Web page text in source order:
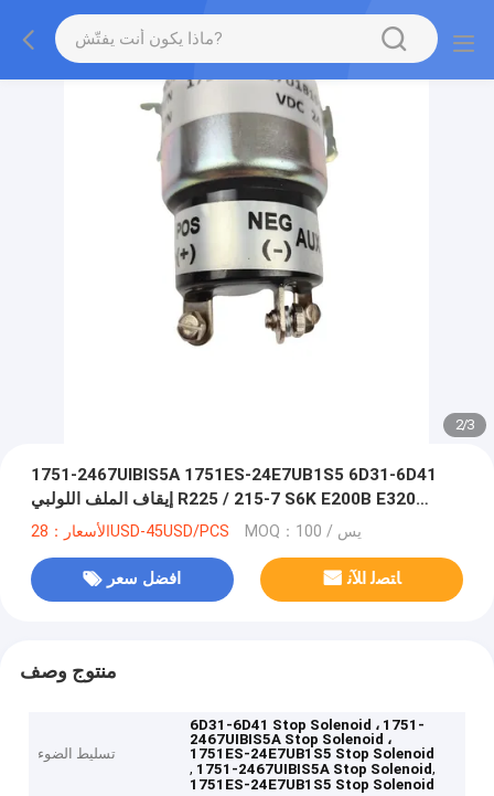
2/3
1751-2467UIBIS5A 1751ES-24E7UB1S5 6D31-6D41
إيقاف الملف اللولبي R225 / 215-7 S6K E200B E320
HD700-5 / 7الأسعار：28USD-45USD/PCS MOQ：100 / يس
افضل سعر ﺎﺘﺼﻟ ﺍﻶﻧ
منتوج وصف
تسليط الضوء
6D31-6D41 Stop Solenoid ، 1751-
2467UIBIS5A Stop Solenoid ،
1751ES-24E7UB1S5 Stop Solenoid
, 1751-2467UIBIS5A Stop Solenoid,
1751ES-24E7UB1S5 Stop Solenoid